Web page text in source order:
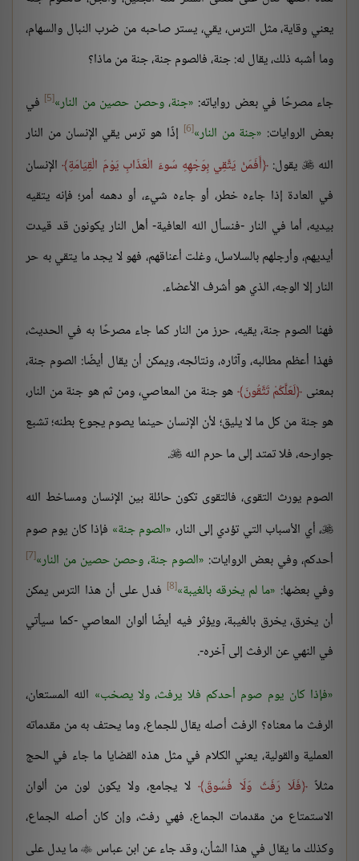
يعني وقاية، مثل الترس، يقي، يستر صاحبه من ضرب النبال والسهام،
وما أشبه ذلك، يقال له: جنة، فالصوم جنة، جنة من ماذا؟
جاء مصرحًا في بعض رواياته: جنة، وحصن حصين من النار [5]
في
بعض الروايات: جنة من النار [6]
إذًا هو ترس يقي الإنسان من النار
الله يقول: أَفَمَنْ يَتَّقِي بِوَجْهِهِ سُوءَ الْعَذَابِ يَوْمَ الْقِيَامَةِ الإنسان
في العادة إذا جاءه خطر، أو جاءه شيء، أو دهمه أمر؛ فإنه يتقيه
بيديه، أما في النار -فنسأل الله العافية- أهل النار يكونون قد قيدت
أيديهم، وأرجلهم بالسلاسل، وغلت أعناقهم، فهو لا يجد ما يتقي به حر
النار إلا الوجه، الذي هو أشرف الأعضاء.
فهنا الصوم جنة، يقيه، حرز من النار كما جاء مصرحًا به في الحديث،
فهذا أعظم مطالبه، وآثاره، ونتائجه، ويمكن أن يقال أيضًا: الصوم جنة،
بمعنى لَعَلَّكُمْ تَتَّقُونَ هو جنة من المعاصي، ومن ثم هو جنة من النار،
هو جنة من كل ما لا يليق؛ لأن الإنسان حينما يصوم يجوع بطنه؛ تشبع
جوارحه، فلا تمتد إلى ما حرم الله 
.
الصوم يورث التقوى، فالتقوى تكون حائلة بين الإنسان ومساخط الله
، أي الأسباب التي تؤدي إلى النار، الصوم جنة فإذا كان يوم صوم
أحدكم، وفي بعض الروايات: الصوم جنة، وحصن حصين من النار [7]
وفي بعضها: ما لم يخرقه بالغيبة [8]
فدل على أن هذا الترس يمكن
أن يخرق، يخرق بالغيبة، ويؤثر فيه أيضًا ألوان المعاصي -كما سيأتي
في النهي عن الرفث إلى آخره-.
فإذا كان يوم صوم أحدكم فلا يرفث، ولا يصخب الله المستعان،
الرفث ما معناه؟ الرفث أصله يقال للجماع، وما يحتف به من مقدماته
العملية والقولية، يعني الكلام في مثل هذه القضايا ما جاء في الحج
مثلاً فَلَا رَفَثَ وَلَا فُسُوقَ لا يجامع، ولا يكون لون من ألوان
الاستمتاع من مقدمات الجماع، فهي رفث، وإن كان أصله الجماع،
وكذلك ما يقال في هذا الشأن، وقد جاء عن ابن عباس ما يدل على